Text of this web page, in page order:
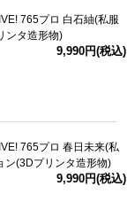
765プロ 白石紬(私服
ンタ造形物)
9,990円(税込)
765プロ 春日未来(私
ン(3Dプリンタ造形物)
9,990円(税込)